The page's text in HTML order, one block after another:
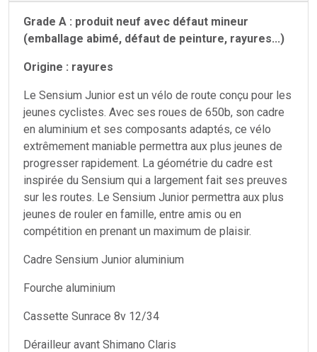
Grade A : produit neuf avec défaut mineur
(emballage abimé, défaut de peinture, rayures...)
Origine : rayures
Le Sensium Junior est un vélo de route conçu pour les
jeunes cyclistes. Avec ses roues de 650b, son cadre
en aluminium et ses composants adaptés, ce vélo
extrêmement maniable permettra aux plus jeunes de
progresser rapidement. La géométrie du cadre est
inspirée du Sensium qui a largement fait ses preuves
sur les routes. Le Sensium Junior permettra aux plus
jeunes de rouler en famille, entre amis ou en
compétition en prenant un maximum de plaisir.
Cadre Sensium Junior aluminium
Fourche aluminium
Cassette Sunrace 8v 12/34
Dérailleur avant Shimano Claris